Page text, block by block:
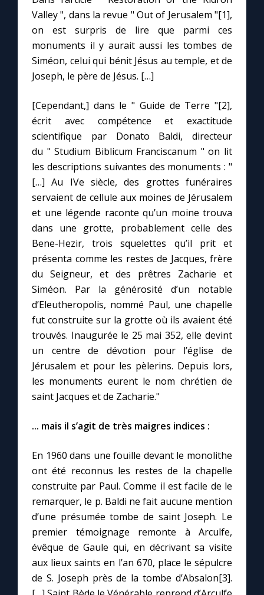
Valley ", dans la revue " Out of Jerusalem "[1],
on est surpris de lire que parmi ces
monuments il y aurait aussi les tombes de
Siméon, celui qui bénit Jésus au temple, et de
Joseph, le père de Jésus. […]
[Cependant,] dans le " Guide de Terre "[2],
écrit avec compétence et exactitude
scientifique par Donato Baldi, directeur
du " Studium Biblicum Franciscanum " on lit
les descriptions suivantes des monuments : "
[…] Au IVe siècle, des grottes funéraires
servaient de cellule aux moines de Jérusalem
et une légende raconte qu’un moine trouva
dans une grotte, probablement celle des
Bene-Hezir, trois squelettes qu’il prit et
présenta comme les restes de Jacques, frère
du Seigneur, et des prêtres Zacharie et
Siméon. Par la générosité d’un notable
d’Eleutheropolis, nommé Paul, une chapelle
fut construite sur la grotte où ils avaient été
trouvés. Inaugurée le 25 mai 352, elle devint
un centre de dévotion pour l’église de
Jérusalem et pour les pèlerins. Depuis lors,
les monuments eurent le nom chrétien de
saint Jacques et de Zacharie."
... mais il s’agit de très maigres indices :
En 1960 dans une fouille devant le monolithe
ont été reconnus les restes de la chapelle
construite par Paul. Comme il est facile de le
remarquer, le p. Baldi ne fait aucune mention
d’une présumée tombe de saint Joseph. Le
premier témoignage remonte à Arculfe,
évêque de Gaule qui, en décrivant sa visite
aux lieux saints en l’an 670, place le sépulcre
de S. Joseph près de la tombe d’Absalon[3].